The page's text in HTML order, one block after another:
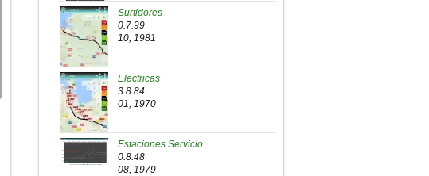
Surtidores
0.7.99
10, 1981
Electricas
3.8.84
01, 1970
Estaciones Servicio
0.8.48
08, 1979